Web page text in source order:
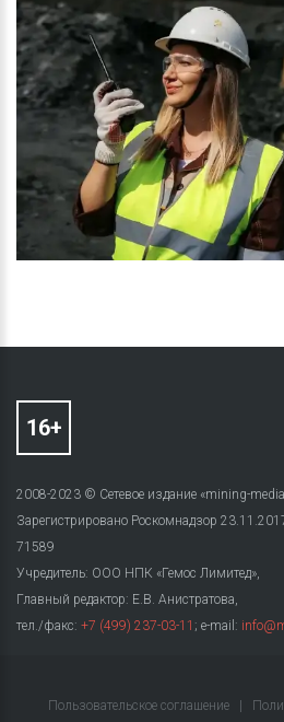
2008-2023 © Сетевое издание «mining-
Зарегистрировано Роскомнадзор
71589
Учредитель: ООО НПК «Гемос Лимитед»,
Главный редактор: Е.В. Анистратова,
тел./факс: +7 (499) 237-03-11 ; e-mail:
Пользовательское соглашение